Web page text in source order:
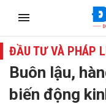
ĐẦU TƯ VÀ PHÁP
Buôn lậu,
biến động